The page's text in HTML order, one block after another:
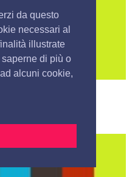
da questo
necessari al
illustrate
di più o
alcuni cookie,